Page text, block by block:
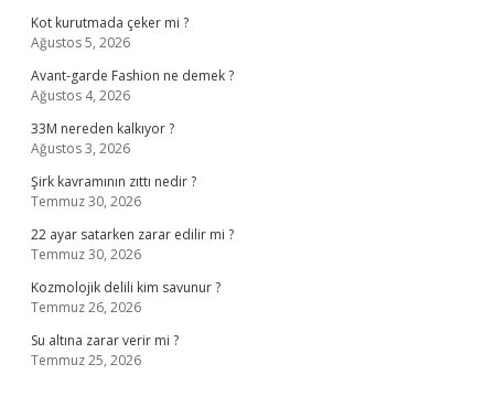
Kot kurutmada çeker mi ?
Ağustos 5, 2026
Avant-garde Fashion ne demek ?
Ağustos 4, 2026
33M nereden kalkıyor ?
Ağustos 3, 2026
Şirk kavramının zıttı nedir ?
Temmuz 30, 2026
22 ayar satarken zarar edilir mi ?
Temmuz 30, 2026
Kozmolojik delili kim savunur ?
Temmuz 26, 2026
Su altına zarar verir mi ?
Temmuz 25, 2026